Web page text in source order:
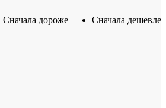
Сначала дороже
Сначала дешевле